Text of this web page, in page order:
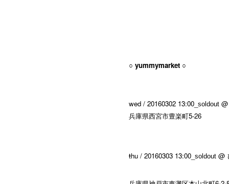
○ yummymarket ○
wed / 20160302 13:00_ soldout
兵庫県西宮市豊楽町5-26
thu / 20160303 13:00_ soldout @